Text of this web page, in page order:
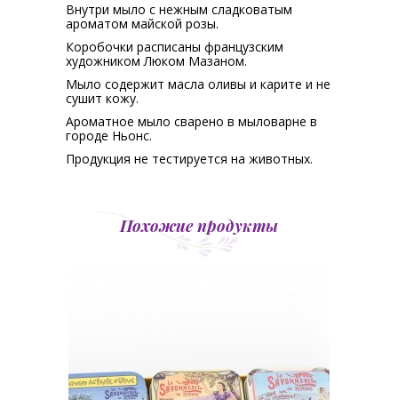
Внутри мыло с нежным сладковатым
ароматом майской розы.
Коробочки расписаны французским
художником Люком Мазаном.
Мыло содержит масла оливы и карите и не
сушит кожу.
Ароматное мыло сварено в мыловарне в
городе Ньонс.
Продукция не тестируется на животных.
Похожие продукты